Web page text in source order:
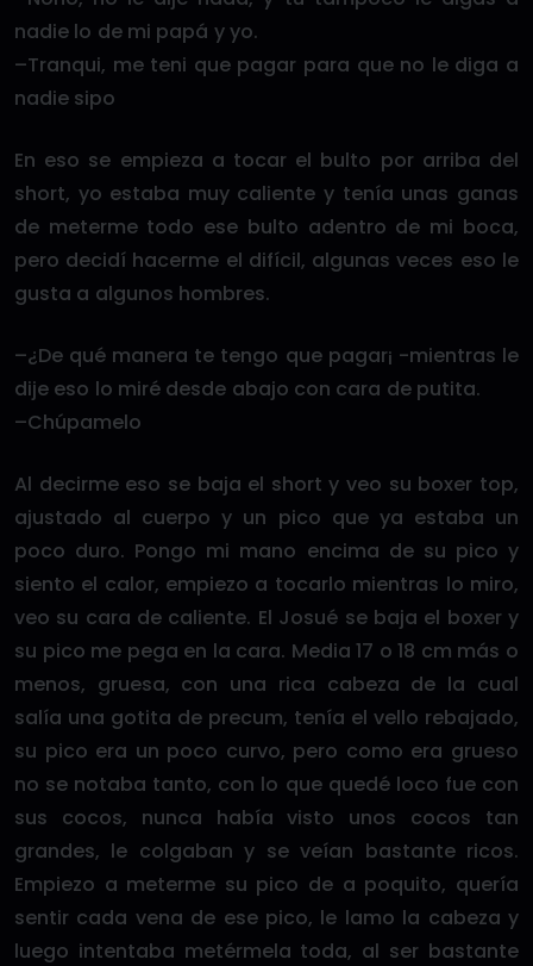
nadie lo de mi papá y yo.
–Tranqui, me teni que pagar para que no le diga a
nadie sipo
En eso se empieza a tocar el bulto por arriba del
short, yo estaba muy caliente y tenía unas ganas
de meterme todo ese bulto adentro de mi boca,
pero decidí hacerme el difícil, algunas veces eso le
gusta a algunos hombres.
–¿De qué manera te tengo que pagar¡ -mientras le
dije eso lo miré desde abajo con cara de putita.
–Chúpamelo
Al decirme eso se baja el short y veo su boxer top,
ajustado al cuerpo y un pico que ya estaba un
poco duro. Pongo mi mano encima de su pico y
siento el calor, empiezo a tocarlo mientras lo miro,
veo su cara de caliente. El Josué se baja el boxer y
su pico me pega en la cara. Media 17 o 18 cm más o
menos, gruesa, con una rica cabeza de la cual
salía una gotita de precum, tenía el vello rebajado,
su pico era un poco curvo, pero como era grueso
no se notaba tanto, con lo que quedé loco fue con
sus cocos, nunca había visto unos cocos tan
grandes, le colgaban y se veían bastante ricos.
Empiezo a meterme su pico de a poquito, quería
sentir cada vena de ese pico, le lamo la cabeza y
luego intentaba metérmela toda, al ser bastante